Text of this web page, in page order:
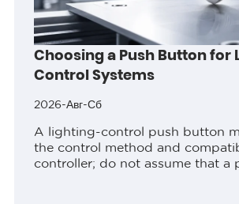
Choosing a Push Button for
Control Systems
2026-Авг-Сб
A lighting-control push button
the control method and
controller; do not assume that a